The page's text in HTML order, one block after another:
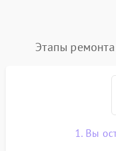
Этапы
1. Вы